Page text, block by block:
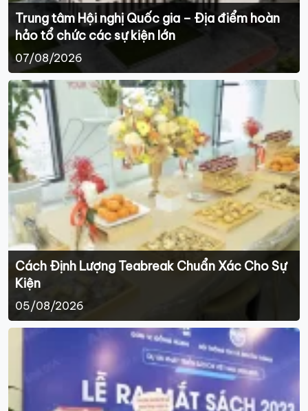
Trung tâm Hội nghị Quốc gia – Địa điểm hoàn
hảo tổ chức các sự kiện lớn
07/08/2026
Cách Định Lượng Teabreak Chuẩn Xác Cho Sự
Kiện
05/08/2026